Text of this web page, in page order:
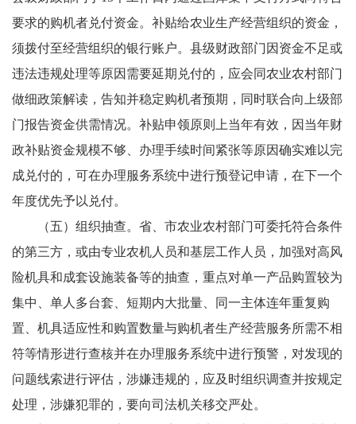
要求的购机者兑付资金。补贴给农业生产经营组织的资金，
须拨付至经营组织的银行账户。县级财政部门因资金不足或
违法违规处理等原因需要延期兑付的，应会同农业农村部门
做细政策解读，告知并稳定购机者预期，同时联合向上级部
门报告资金供需情况。补贴申领原则上当年有效，因当年财
政补贴资金规模不够、办理手续时间紧张等原因确实难以完
成兑付的，可在办理服务系统中进行预登记申请，在下一个
年度优先予以兑付。
（五）组织抽查。省、市农业农村部门可委托符合条件
的第三方，或由专业农机人员和基层工作人员，加强对高风
险机具和成套设施装备等的抽查，重点对单一产品购置较为
集中、单人多台套、短期内大批量、同一主体连年重复购
置、机具适应性和购置数量与购机者生产经营服务所需不相
符等情形进行查核并在办理服务系统中进行预警，对发现的
问题线索进行评估，涉嫌违规的，应及时组织调查并按规定
处理，涉嫌犯罪的，要向司法机关移交严处。